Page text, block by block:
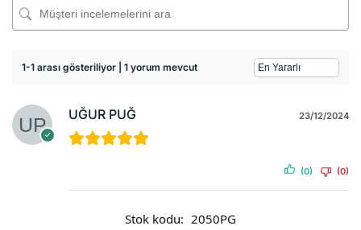
1-1 arası gösteriliyor | 1 yorum mevcut
UĞUR PUĞ 23/12/2024
(0) (0)
Stok kodu: 2050PG